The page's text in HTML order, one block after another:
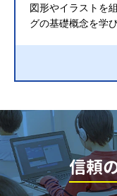
図形やイラストを
グの基礎概念を学び
信頼